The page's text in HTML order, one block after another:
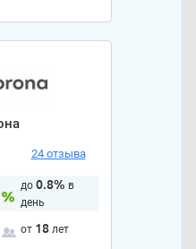
24 отзыва
до 0.8% в
день
от 18 лет